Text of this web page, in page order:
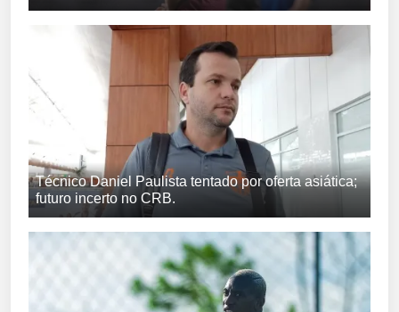
Técnico Daniel Paulista tentado por oferta asiática;
futuro incerto no CRB.